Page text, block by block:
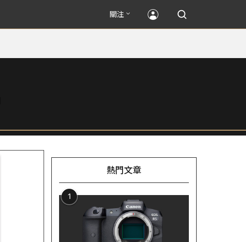
關注
熱門文章
1